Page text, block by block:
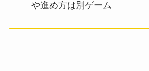
や進め方は別ゲーム